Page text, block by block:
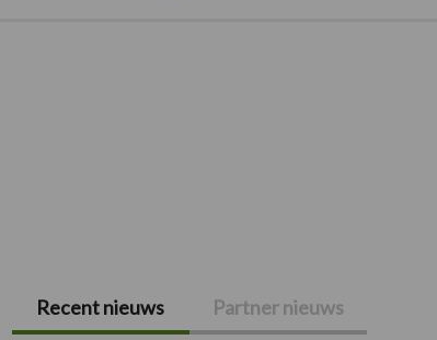
Primaire
Recent nieuws Partner nieuws